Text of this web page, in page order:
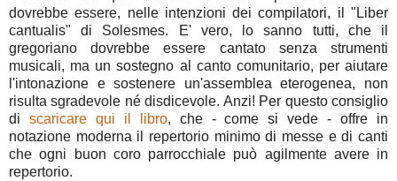
dovrebbe essere, nelle intenzioni dei compilatori, il "Liber
cantualis" di Solesmes. E' vero, lo sanno tutti, che il
gregoriano dovrebbe essere cantato senza strumenti
musicali, ma un sostegno al canto comunitario, per aiutare
l'intonazione e sostenere un'assemblea eterogenea, non
risulta sgradevole né disdicevole. Anzi! Per questo consiglio
di scaricare qui il libro, che - come si vede - offre in
notazione moderna il repertorio minimo di messe e di canti
che ogni buon coro parrocchiale può agilmente avere in
repertorio.